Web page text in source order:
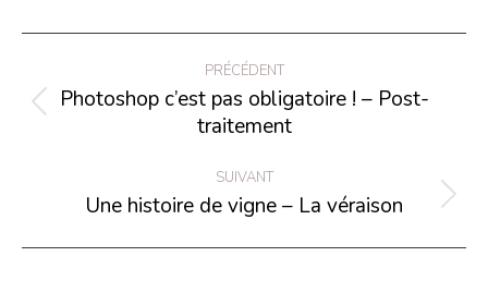
article
PRÉCÉDENT
Article
précédent
:
Photoshop c’est pas obligatoire ! – Post-
traitement
SUIVANT
Article
Une histoire de vigne – La véraison